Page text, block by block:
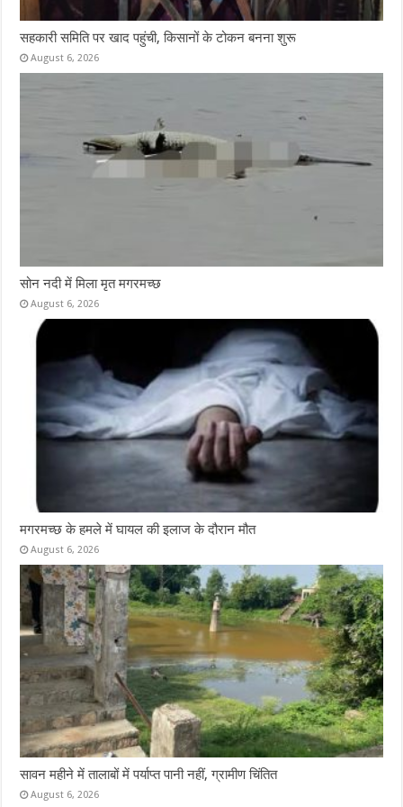
सहकारी समिति पर खाद पहुंची, किसानों के टोकन बनना शुरू
August 6, 2026
सोन नदी में मिला मृत मगरमच्छ
August 6, 2026
मगरमच्छ के हमले में घायल की इलाज के दौरान मौत
August 6, 2026
सावन महीने में तालाबों में पर्याप्त पानी नहीं, ग्रामीण चिंतित
August 6, 2026